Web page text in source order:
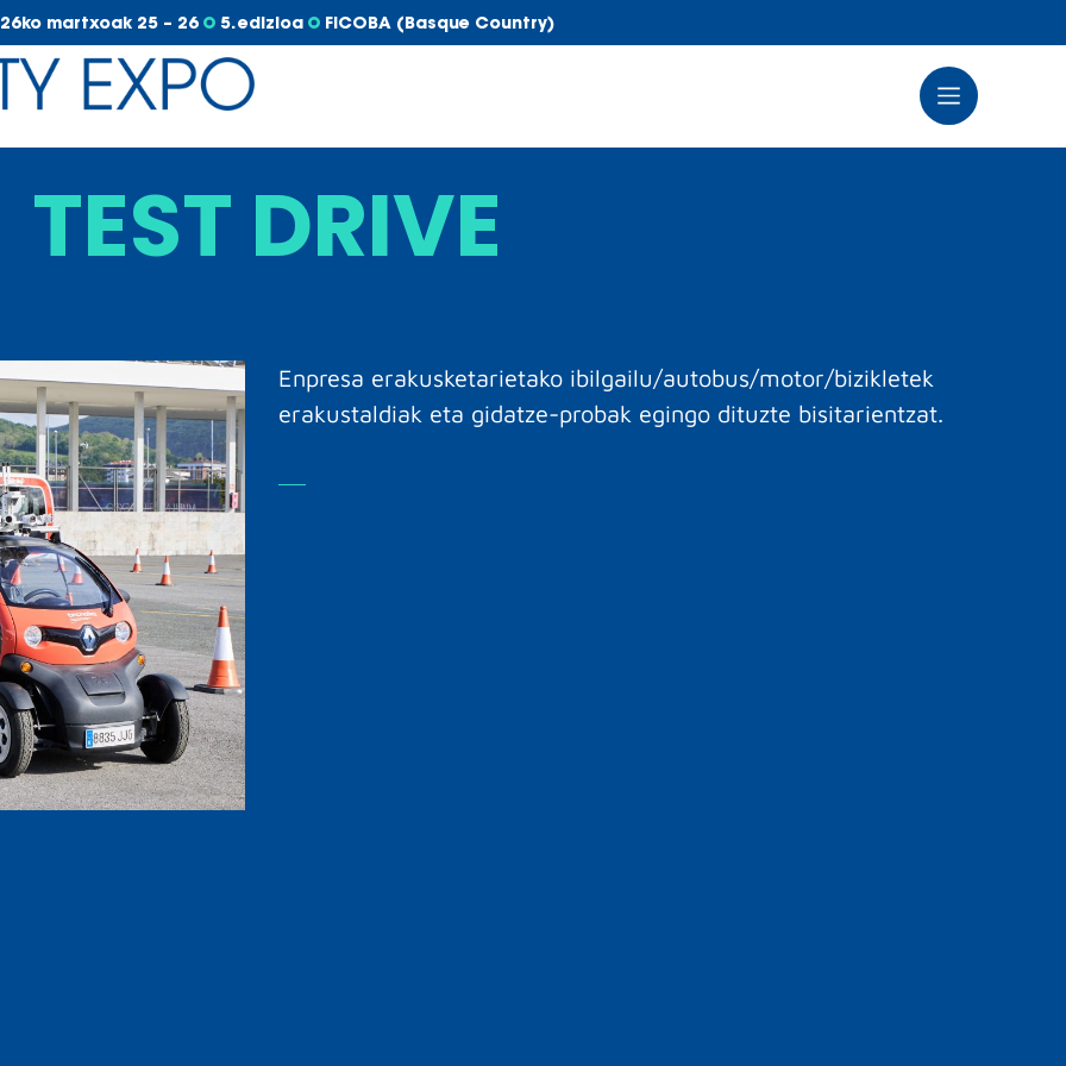
martxoak 25 – 26 5. edizioa FICOBA (Basque Country)
TEST DRIVE
Enpresa erakusketarietako ibilgailu/autobus/motor/bizikletek
erakustaldiak eta gidatze-probak egingo dituzte bisitarientzat.